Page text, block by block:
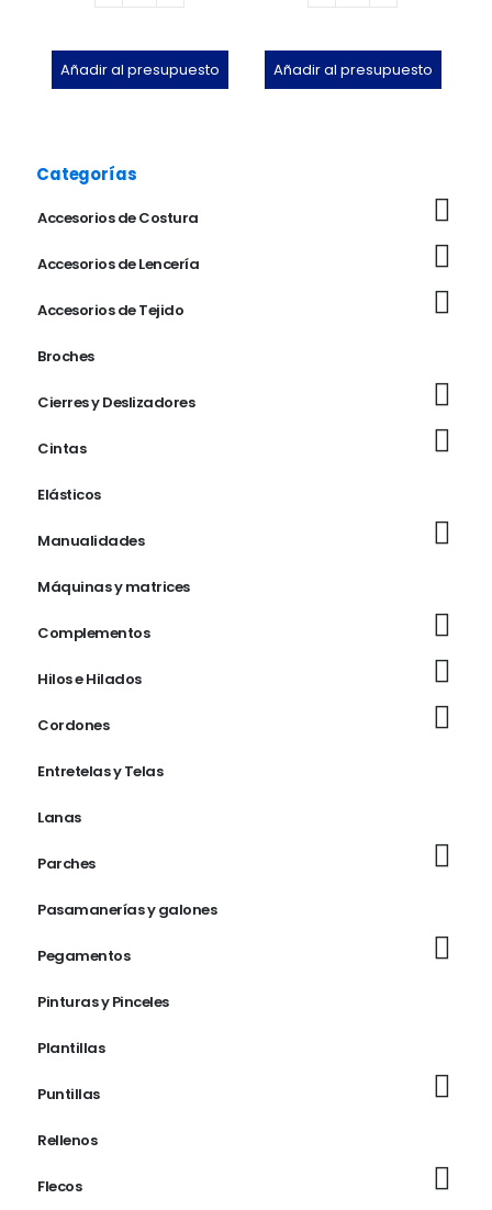
Añadir al presupuesto Añadir al presupuesto
Categorías
Accesorios de Costura
Accesorios de Lencería
Accesorios de Tejido
Broches
Cierres y Deslizadores
Cintas
Elásticos
Manualidades
Máquinas y matrices
Complementos
Hilos e Hilados
Cordones
Entretelas y Telas
Lanas
Parches
Pasamanerías y galones
Pegamentos
Pinturas y Pinceles
Plantillas
Puntillas
Rellenos
Flecos